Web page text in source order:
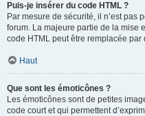
Puis-je insérer du code HTML ?
Par mesure de sécurité, il n’est pas
forum. La majeure partie de la mise
code HTML peut être remplacée par
Haut
Que sont les émoticônes ?
Les émoticônes sont de petites
code court et qui permettent